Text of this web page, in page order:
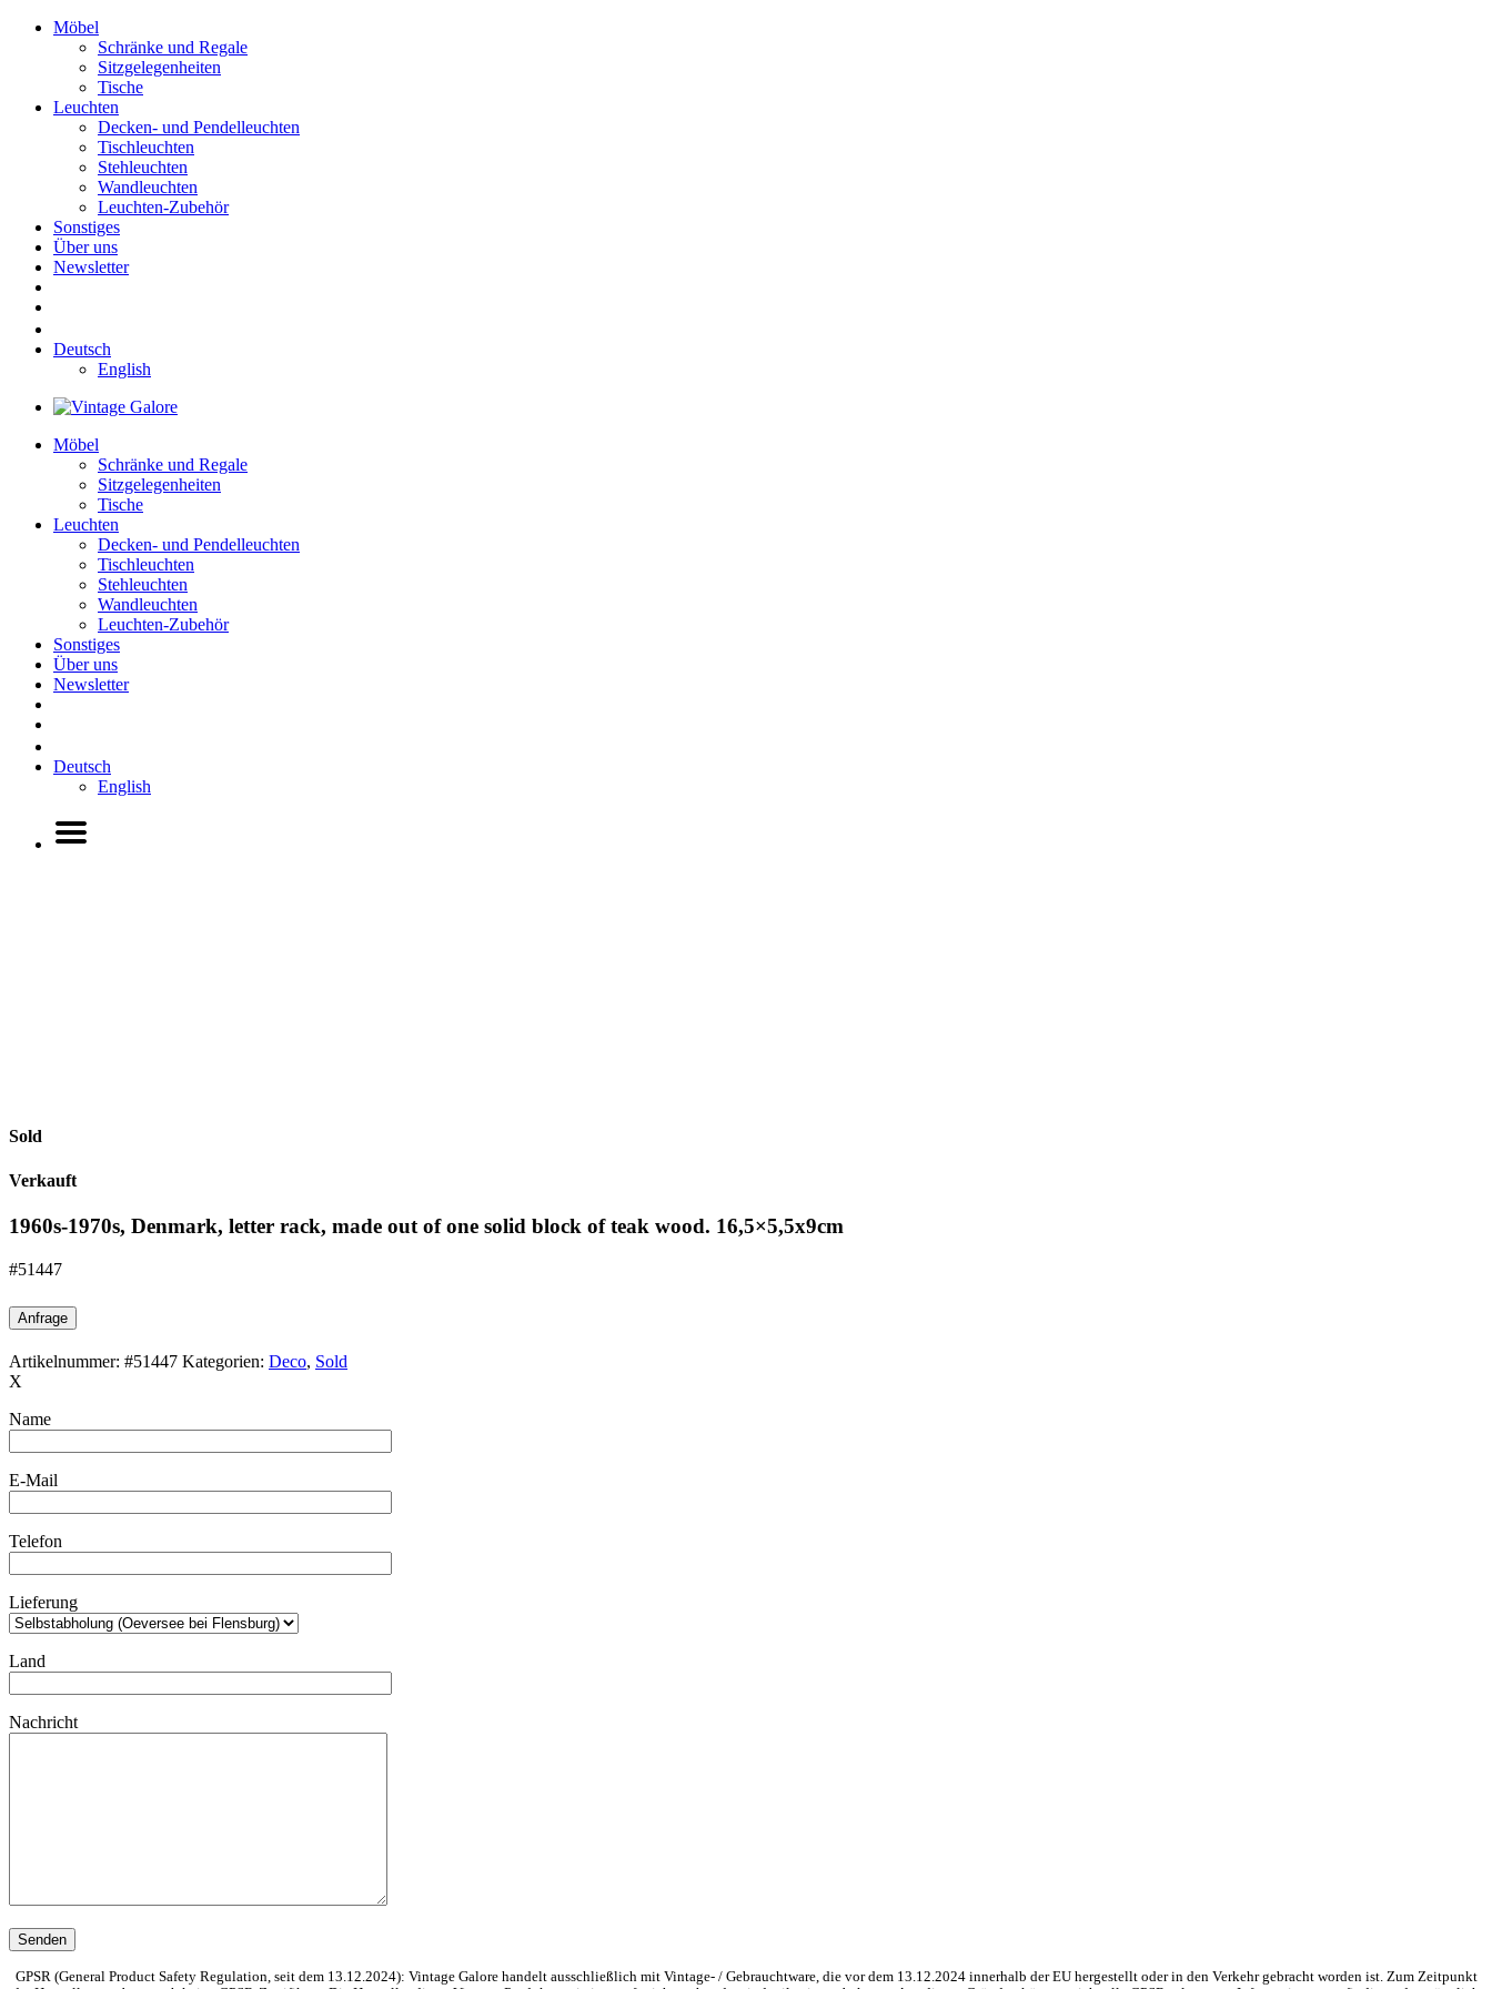
Möbel
Schränke und Regale
Sitzgelegenheiten
Tische
Leuchten
Decken- und Pendelleuchten
Tischleuchten
Stehleuchten
Wandleuchten
Leuchten-Zubehör
Sonstiges
Über uns
Newsletter
Deutsch
English
Möbel
Schränke und Regale
Sitzgelegenheiten
Tische
Leuchten
Decken- und Pendelleuchten
Tischleuchten
Stehleuchten
Wandleuchten
Leuchten-Zubehör
Sonstiges
Über uns
Newsletter
Deutsch
English
Sold
Verkauft
1960s-1970s, Denmark, letter rack, made out of one solid block of teak wood. 16,5×5,5x9cm
#51447
Anfrage
Artikelnummer: #51447 Kategorien: Deco, Sold
X
Name
E-Mail
Telefon
Lieferung
Land
Nachricht
GPSR (General Product Safety Regulation, seit dem 13.12.2024): Vintage Galore handelt ausschließlich mit Vintage- / Gebrauchtware, die vor dem 13.12.2024 innerhalb der EU hergestellt oder in den Verkehr gebracht worden ist. Zum Zeitpunkt